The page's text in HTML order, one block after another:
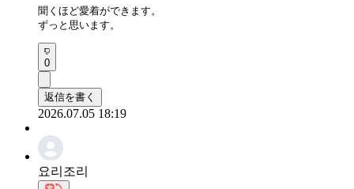
聞くほど愛着ができます。
ずっと思います。
0
返信を書く
2026.07.05 18:19
요리조리